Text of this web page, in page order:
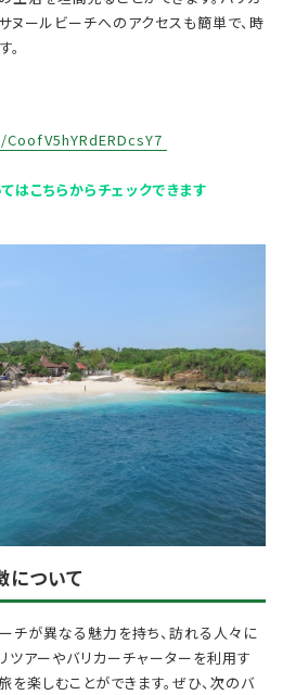
ヌールビーチへのアクセスも簡単で、時
こちらからチェックできます
について
チが異なる魅力を持ち、訪れる人々に
ツアーやバリカーチャーターを利用す
楽しむことができます。ぜひ、次のバ